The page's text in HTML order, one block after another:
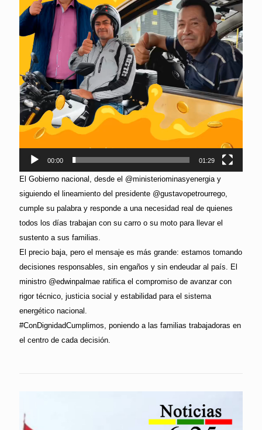
00:00 01:29
El Gobierno nacional, desde el @ministeriominasyenergia y
siguiendo el lineamiento del presidente @gustavopetrourrego,
cumple su palabra y responde a una necesidad real de quienes
todos los días trabajan con su carro o su moto para llevar el
sustento a sus familias.
El precio baja, pero el mensaje es más grande: estamos tomando
decisiones responsables, sin engaños y sin endeudar al país. El
ministro @edwinpalmae ratifica el compromiso de avanzar con
rigor técnico, justicia social y estabilidad para el sistema
energético nacional.
#ConDignidadCumplimos, poniendo a las familias trabajadoras en
el centro de cada decisión.